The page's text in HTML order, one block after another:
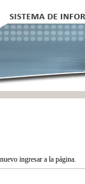
ingresar a la página.